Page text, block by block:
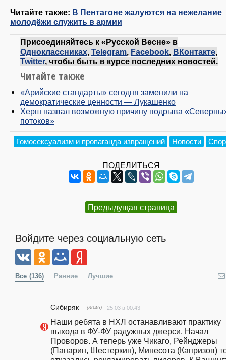
Читайте также: В Пентагоне жалуются на нежелание
молодёжи служить в армии
Присоединяйтесь к «Русской Весне» в
Одноклассниках, Telegram, Facebook, ВКонтакте,
Twitter, чтобы быть в курсе последних новостей.
Читайте также
«Арийские стандарты» сегодня заменили на
демократические ценности — Лукашенко
Херш назвал возможную причину подрыва
потоков»
Гомосексуализм и пропаганда извращений Новости
ПОДЕЛИТЬСЯ
Предыдущая страница
Войдите через социальную сеть
Все (136) Ранние Лучшие
Сибиряк — (3046) 25.03 в 00:43
Наши ребята в НХЛ останавливают практику
выхода в ФУ-ФУ радужных джерси. Начал
Проворов. А теперь уже Чикаго, Рейнджеры
(Панарин, Шестеркин), Минесота (Капризов)